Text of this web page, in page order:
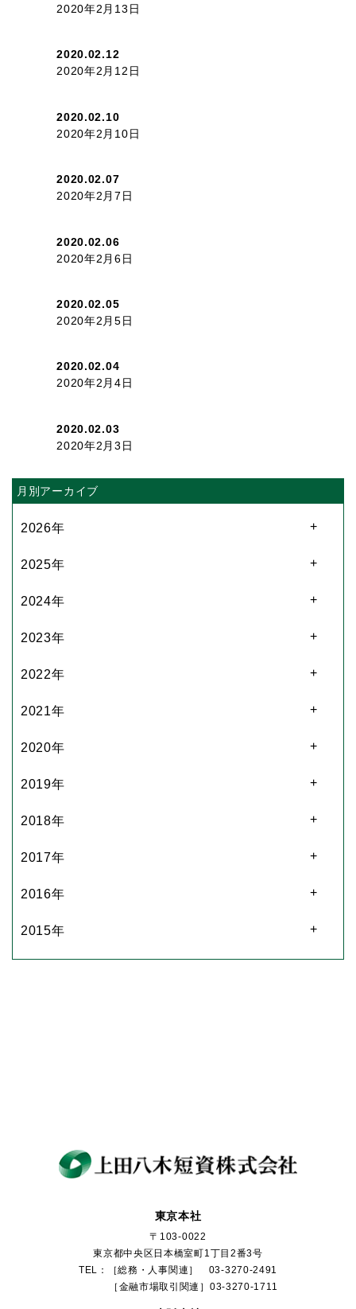
2020年2月13日
2020.02.12
2020年2月12日
2020.02.10
2020年2月10日
2020.02.07
2020年2月7日
2020.02.06
2020年2月6日
2020.02.05
2020年2月5日
2020.02.04
2020年2月4日
2020.02.03
2020年2月3日
月別アーカイブ
2026年
2025年
2024年
2023年
2022年
2021年
2020年
2019年
2018年
2017年
2016年
2015年
東京本社
〒103-0022
東京都中央区日本橋室町1丁目2番3号
TEL：［総務・人事関連］ 03-3270-2491
［金融市場取引関連］03-3270-1711